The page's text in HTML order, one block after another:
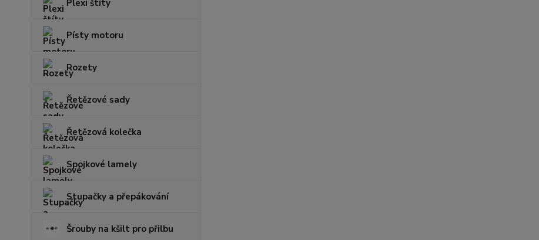
Plexi štíty
Písty motoru
Rozety
Řetězové sady
Řetězová kolečka
Spojkové lamely
Stupačky a přepákování
Šrouby na kšilt pro přilbu